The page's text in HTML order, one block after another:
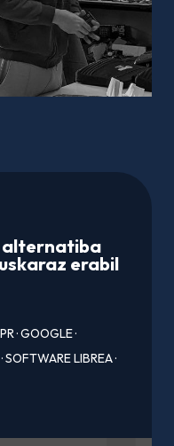
alternatiba
erabil
·GOOGLE·
·SOFTWARE LIBREA·